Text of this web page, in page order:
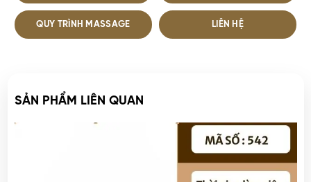
QUY TRÌNH MASSAGE LIÊN HỆ
SẢN PHẨM LIÊN QUAN